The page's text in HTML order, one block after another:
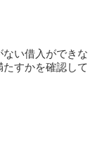
ない借入ができな
すかを確認して